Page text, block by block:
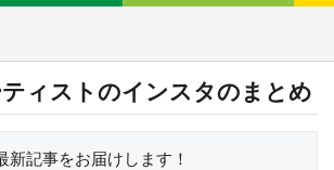
ィストのインスタのまとめ
新記事をお届けします！